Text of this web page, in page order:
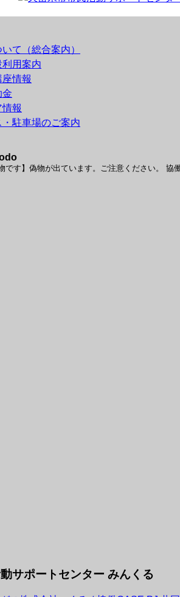
て（総合案内）
用案内
情報
金
報
駐車場のご案内
です】偽物が出ています。ご注意ください。 協
サポートセンター みんくる